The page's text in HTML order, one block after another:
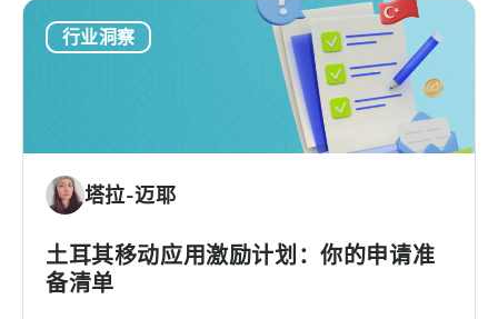
then a second, and now a third. As
Batuhan Avucan, founder of Mobidictum,
explained during a recent episode of
Türkiye’s
Us
行业洞察
塔拉-迈耶
土耳其移动应用激励计划：你的申请准
备清单